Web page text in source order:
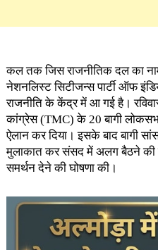
कल तक जिस राजनीतिक दल का
नेशनलिस्ट सिटीजन्स पार्टी ऑफ
राजनीति के केंद्र में आ गई है।
कांग्रेस (TMC) के 20 बागी
ऐलान कर दिया। इसके बाद बागी
मुलाकात कर संसद में अलग बैठने की
समर्थन देने की घोषणा की।